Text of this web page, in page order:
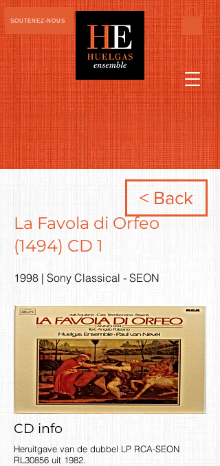
SOUTENEZ-NOUS
< Back
La Favola di Orfeo
(1494) CD 1
1998 | Sony Classical - SEON
CD info
Heruitgave van de dubbel LP RCA-SEON
RL30856 uit 1982.